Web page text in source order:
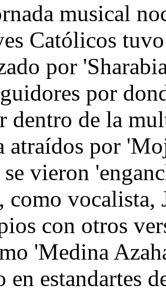
musical
Católicos
por
por
dentro de la
atraídos por
se vieron
como
con otros
'Medina
en estandartes